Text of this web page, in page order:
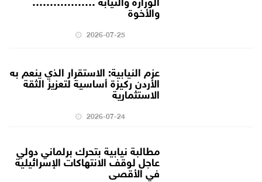
والأخوة
2026-07-25
عزم النيابية: الاستقرار الذي ينعم به
الأردن ركيزة أساسية لتعزيز الثقة
الاستثمارية
2026-07-24
مطالبة نيابية بتحرك برلماني دولي
عاجل لوقف الانتهاكات الإسرائيلية
في الأقصى